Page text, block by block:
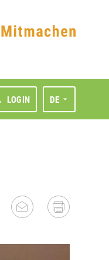
LOGIN DE